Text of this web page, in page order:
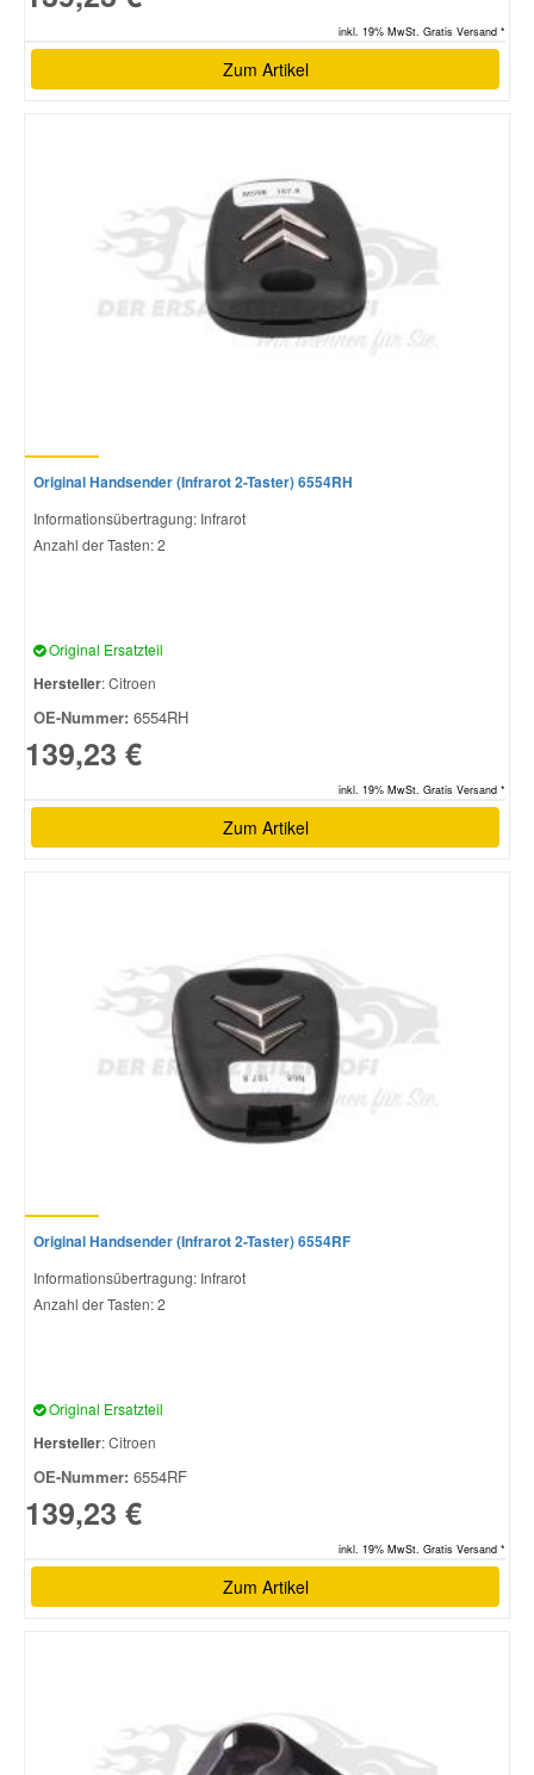
inkl. 19% MwSt. Gratis Versand *
Zum Artikel
Original Handsender (Infrarot 2-Taster) 6554RH
Informationsübertragung: Infrarot
Anzahl der Tasten: 2
Original Ersatzteil
Hersteller: Citroen
OE-Nummer: 6554RH
139,23 €
inkl. 19% MwSt. Gratis Versand *
Zum Artikel
Original Handsender (Infrarot 2-Taster) 6554RF
Informationsübertragung: Infrarot
Anzahl der Tasten: 2
Original Ersatzteil
Hersteller: Citroen
OE-Nummer: 6554RF
139,23 €
inkl. 19% MwSt. Gratis Versand *
Zum Artikel